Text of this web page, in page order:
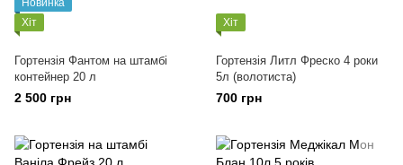
Хіт
Гортензія Фантом на штамбі
контейнер 20 л
2 500 грн
Хіт
Гортензія Литл Фреско 4 роки
5л (волотиста)
700 грн